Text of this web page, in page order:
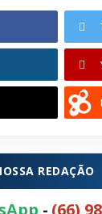
REDAÇÃO
- (66)